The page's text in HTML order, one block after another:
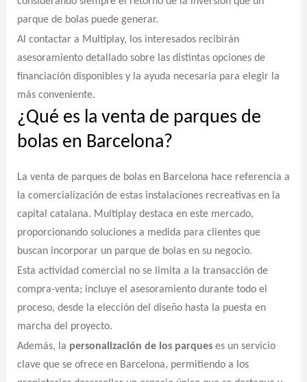
parque de bolas puede generar.
Al contactar a Multiplay, los interesados recibirán
asesoramiento detallado sobre las distintas opciones de
financiación disponibles y la ayuda necesaria para elegir la
más conveniente.
¿Qué es la venta de parques de
bolas en Barcelona?
La venta de parques de bolas en Barcelona hace referencia a
la comercialización de estas instalaciones recreativas en la
capital catalana. Multiplay destaca en este mercado,
proporcionando soluciones a medida para clientes que
buscan incorporar un parque de bolas en su negocio.
Esta actividad comercial no se limita a la transacción de
compra-venta; incluye el asesoramiento durante todo el
proceso, desde la elección del diseño hasta la puesta en
marcha del proyecto.
Además, la personalización de los parqueses un servicio
clave que se ofrece en Barcelona, permitiendo a los